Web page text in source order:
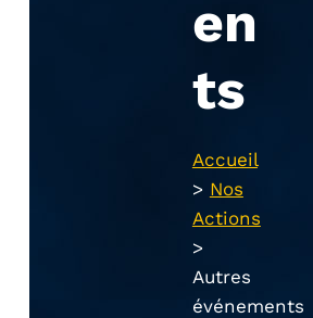
en
ts
Accueil
> Nos
Actions
>
Autres
événements